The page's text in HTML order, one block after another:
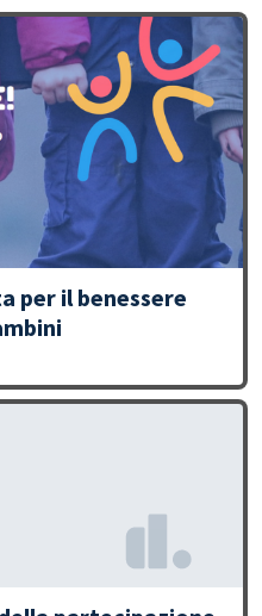
per il benessere